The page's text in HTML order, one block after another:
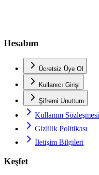
Hesabım
Ücretsiz Üye Ol
Kullanıcı Girişi
Şifremi Unuttum
Kullanım Sözleşmesi
Gizlilik Politikası
İletişim Bilgileri
Keşfet